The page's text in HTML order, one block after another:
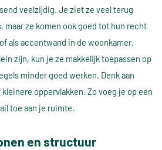
veelzijdig. Je ziet ze veel terug
maar ze komen ook goed tot hun recht
als accentwand in de woonkamer.
zijn, kun je ze makkelijk toepassen op
minder goed werken. Denk aan
oppervlakken. Zo voeg je op een
toe aan je ruimte.
en structuur